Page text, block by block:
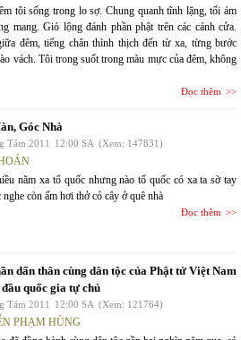
tôi sống trong lo sợ. Chung quanh tĩnh lặng, tối ám
mang. Gió lộng đánh phần phật trên các cánh cửa.
đêm, tiếng chân thình thịch đến từ xa, từng bước
vách. Tôi trong suốt trong màu mực của đêm, không
Đọc thêm
Góc Nhà
Tám 2011 12:00 SA (Xem: 147831)
năm xa tổ quốc nhưng nào tổ quốc có xa ta sờ tay
nghe còn ấm hơi thở cỏ cây ở quê nhà
Đọc thêm
dấn thân cùng dân tộc của Phật tử Việt Nam
quốc gia tự chủ
Tám 2011 12:00 SA (Xem: 121764)
PHẠM HÙNG